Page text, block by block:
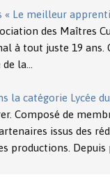
Le meilleur
des Maîtres
à tout juste 19 ans.
la…
la catégorie Lycée du…
Composé de
issus des
productions. Depuis